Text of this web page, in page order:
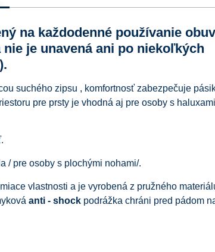
na každodenné používanie obuv
je unavená ani po niekoľkých
suchého zipsu , komfortnosť zabezpečuje
pre prsty je vhodná aj pre osoby s
/ pre osoby s plochými nohami/.
vlastnosti a je vyrobená z pružného
anti - shockpodrážka chráni pred pádom